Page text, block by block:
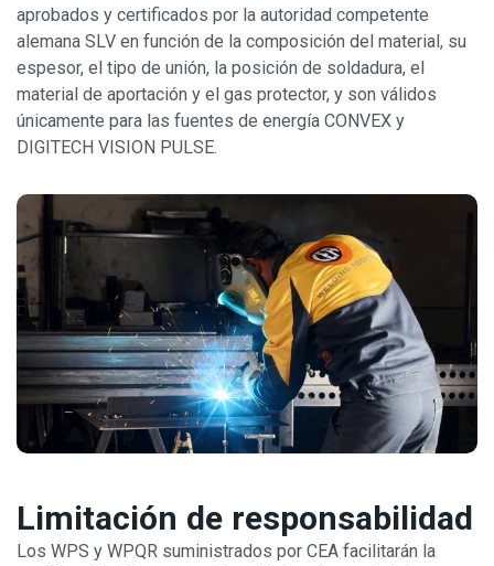
aprobados y certificados por la autoridad competente
alemana SLV en función de la composición del material, su
espesor, el tipo de unión, la posición de soldadura, el
material de aportación y el gas protector, y son válidos
únicamente para las fuentes de energía CONVEX y
DIGITECH VISION PULSE.
Limitación de responsabilidad
Los WPS y WPQR suministrados por CEA facilitarán la